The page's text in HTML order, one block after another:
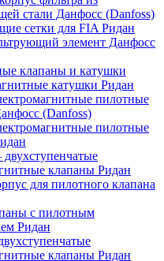
стали Данфосс (Danfoss)
сетки для FIA Ридан
элемент Данфосс
клапаны и катушки
катушки Ридан
пилотные
(Danfoss)
пилотные
клапаны Ридан
для пилотного клапана
с пилотным
Ридан
клапаны Ридан